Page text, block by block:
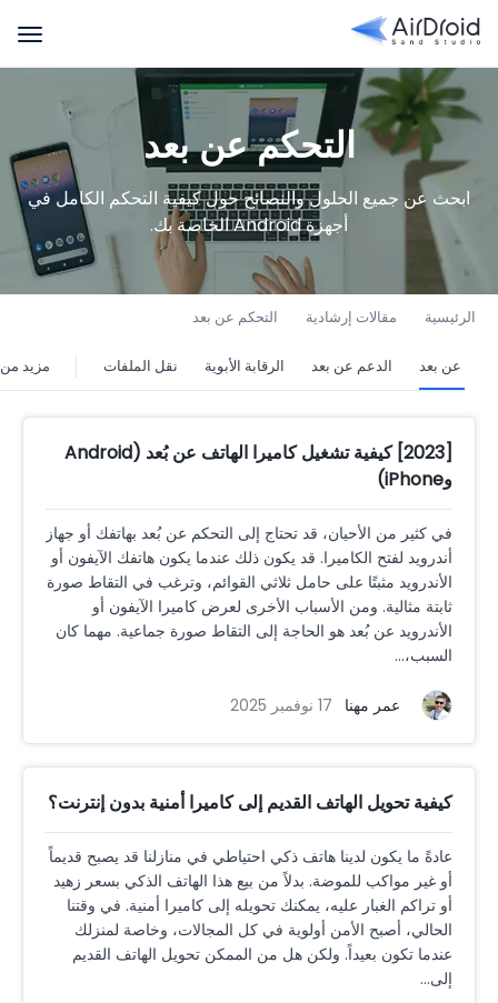
التحكم عن بعد
ابحث عن جميع الحلول والنصائح حول كيفية التحكم الكامل في
أجهزة Android الخاصة بك.
الرئيسية مقالات إرشادية التحكم عن بعد
عن بعد الدعم عن بعد الرقابة الأبوية نقل الملفات مزيد من
[2023] كيفية تشغيل كاميرا الهاتف عن بُعد (Android
وiPhone)
في كثير من الأحيان، قد تحتاج إلى التحكم عن بُعد بهاتفك أو جهاز
أندرويد لفتح الكاميرا. قد يكون ذلك عندما يكون هاتفك الآيفون أو
الأندرويد مثبتًا على حامل ثلاثي القوائم، وترغب في التقاط صورة
ثابتة مثالية. ومن الأسباب الأخرى لعرض كاميرا الآيفون أو
الأندرويد عن بُعد هو الحاجة إلى التقاط صورة جماعية. مهما كان
السبب،...
عمر مهنا 17 نوفمبر 2025
كيفية تحويل الهاتف القديم إلى كاميرا أمنية بدون إنترنت؟
عادةً ما يكون لدينا هاتف ذكي احتياطي في منازلنا قد يصبح قديماً
أو غير مواكب للموضة. بدلاً من بيع هذا الهاتف الذكي بسعر زهيد
أو تراكم الغبار عليه، يمكنك تحويله إلى كاميرا أمنية. في وقتنا
الحالي، أصبح الأمن أولوية في كل المجالات، وخاصة لمنزلك
عندما تكون بعيداً. ولكن هل من الممكن تحويل الهاتف القديم
إلى...